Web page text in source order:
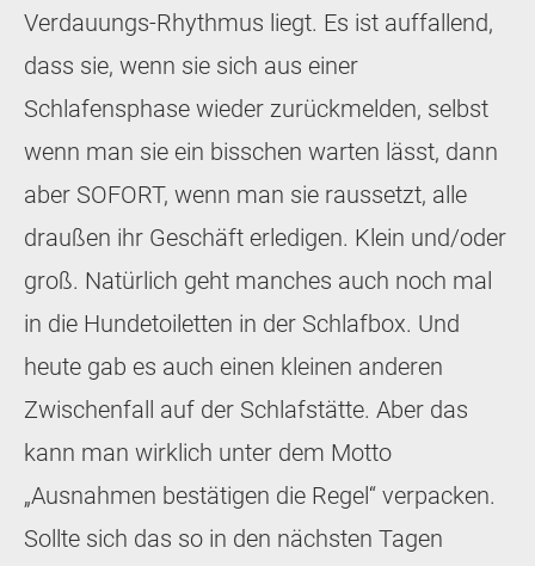
Verdauungs-Rhythmus liegt. Es ist auffallend,
dass sie, wenn sie sich aus einer
Schlafensphase wieder zurückmelden, selbst
wenn man sie ein bisschen warten lässt, dann
aber SOFORT, wenn man sie raussetzt, alle
draußen ihr Geschäft erledigen. Klein und/oder
groß. Natürlich geht manches auch noch mal
in die Hundetoiletten in der Schlafbox. Und
heute gab es auch einen kleinen anderen
Zwischenfall auf der Schlafstätte. Aber das
kann man wirklich unter dem Motto
„Ausnahmen bestätigen die Regel“ verpacken.
Sollte sich das so in den nächsten Tagen